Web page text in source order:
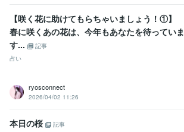
【咲く花に助けてもらちゃいましょう！①】
春に咲くあの花は、今年もあなたを待っていま
す...
記事
占い
ryosconnect
2026/04/02 11:26
本日の桜
記事